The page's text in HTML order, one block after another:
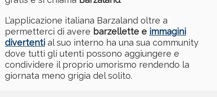
L’applicazione italiana Barzaland oltre a
permetterci di avere barzellette e immagini
divertenti al suo interno ha una sua community
dove tutti gli utenti possono aggiungere e
condividere il proprio umorismo rendendo la
giornata meno grigia del solito.